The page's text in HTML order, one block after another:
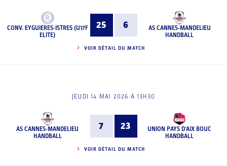
CONV. EYGUIERES-ISTRES (U17F
ELITE)
25 6
AS CANNES-MANDELIEU
HANDBALL
VOIR DÉTAIL DU MATCH
JEUDI 14 MAI 2026 À 13H30
AS CANNES-MANDELIEU
HANDBALL
7 23
UNION PAYS D'AIX BOUC
HANDBALL
VOIR DÉTAIL DU MATCH